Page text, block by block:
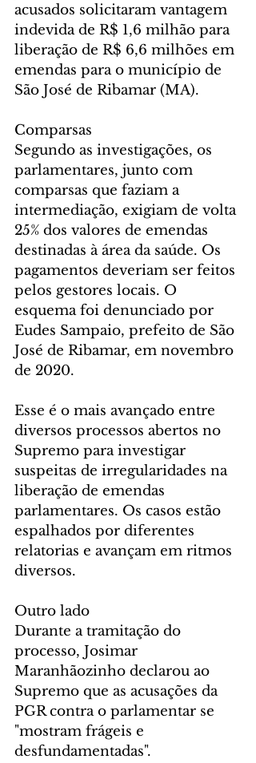
acusados solicitaram vantagem
indevida de R$ 1,6 milhão para
liberação de R$ 6,6 milhões em
emendas para o município de
São José de Ribamar (MA).
Comparsas
Segundo as investigações, os
parlamentares, junto com
comparsas que faziam a
intermediação, exigiam de volta
25% dos valores de emendas
destinadas à área da saúde. Os
pagamentos deveriam ser feitos
pelos gestores locais. O
esquema foi denunciado por
Eudes Sampaio, prefeito de São
José de Ribamar, em novembro
de 2020.
Esse é o mais avançado entre
diversos processos abertos no
Supremo para investigar
suspeitas de irregularidades na
liberação de emendas
parlamentares. Os casos estão
espalhados por diferentes
relatorias e avançam em ritmos
diversos.
Outro lado
Durante a tramitação do
processo, Josimar
Maranhãozinho declarou ao
Supremo que as acusações da
PGR contra o parlamentar se
"mostram frágeis e
desfundamentadas".